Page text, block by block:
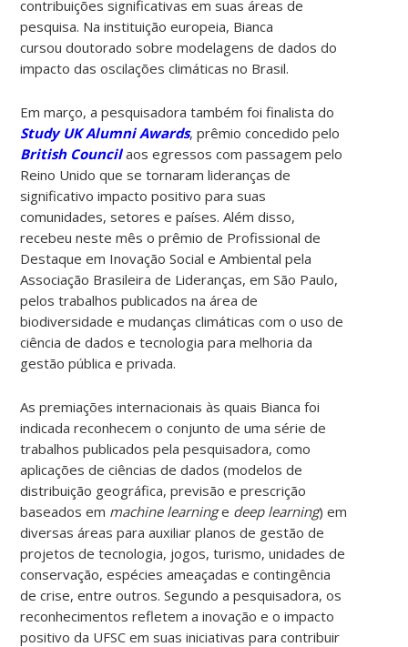
contribuições significativas em suas áreas de
pesquisa. Na instituição europeia, Bianca
cursou doutorado sobre modelagens de dados do
impacto das oscilações climáticas no Brasil.
Em março, a pesquisadora também foi finalista do
Study UK Alumni Awards, prêmio concedido pelo
British Councilaos egressos com passagem pelo
Reino Unido que se tornaram lideranças de
significativo impacto positivo para suas
comunidades, setores e países. Além disso,
recebeu neste mês o prêmio de Profissional de
Destaque em Inovação Social e Ambiental pela
Associação Brasileira de Lideranças, em São Paulo,
pelos trabalhos publicados na área de
biodiversidade e mudanças climáticas com o uso de
ciência de dados e tecnologia para melhoria da
gestão pública e privada.
As premiações internacionais às quais Bianca foi
indicada reconhecem o conjunto de uma série de
trabalhos publicados pela pesquisadora, como
aplicações de ciências de dados (modelos de
distribuição geográfica, previsão e prescrição
baseados em machine learninge deep learning) em
diversas áreas para auxiliar planos de gestão de
projetos de tecnologia, jogos, turismo, unidades de
conservação, espécies ameaçadas e contingência
de crise, entre outros. Segundo a pesquisadora, os
reconhecimentos refletem a inovação e o impacto
positivo da UFSC em suas iniciativas para contribuir